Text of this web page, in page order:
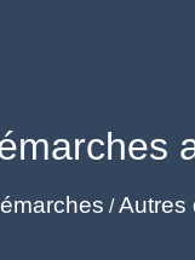
/Autres